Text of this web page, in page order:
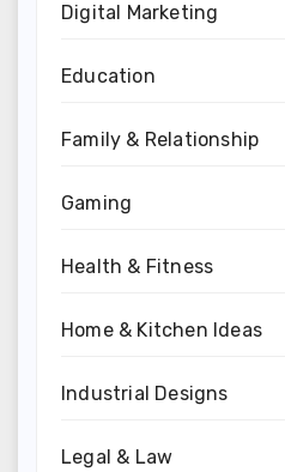
Digital Marketing
Education
Family & Relationship
Gaming
Health & Fitness
Home & Kitchen Ideas
Industrial Designs
Legal & Law